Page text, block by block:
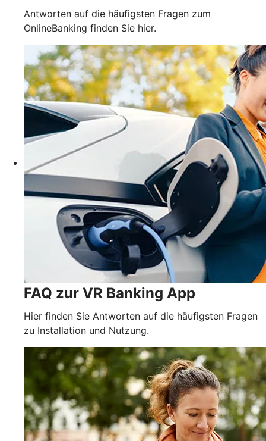
Antworten auf die häufigsten Fragen zum
OnlineBanking finden Sie hier.
FAQ zur VR Banking App
Hier finden Sie Antworten auf die häufigsten Fragen
zu Installation und Nutzung.